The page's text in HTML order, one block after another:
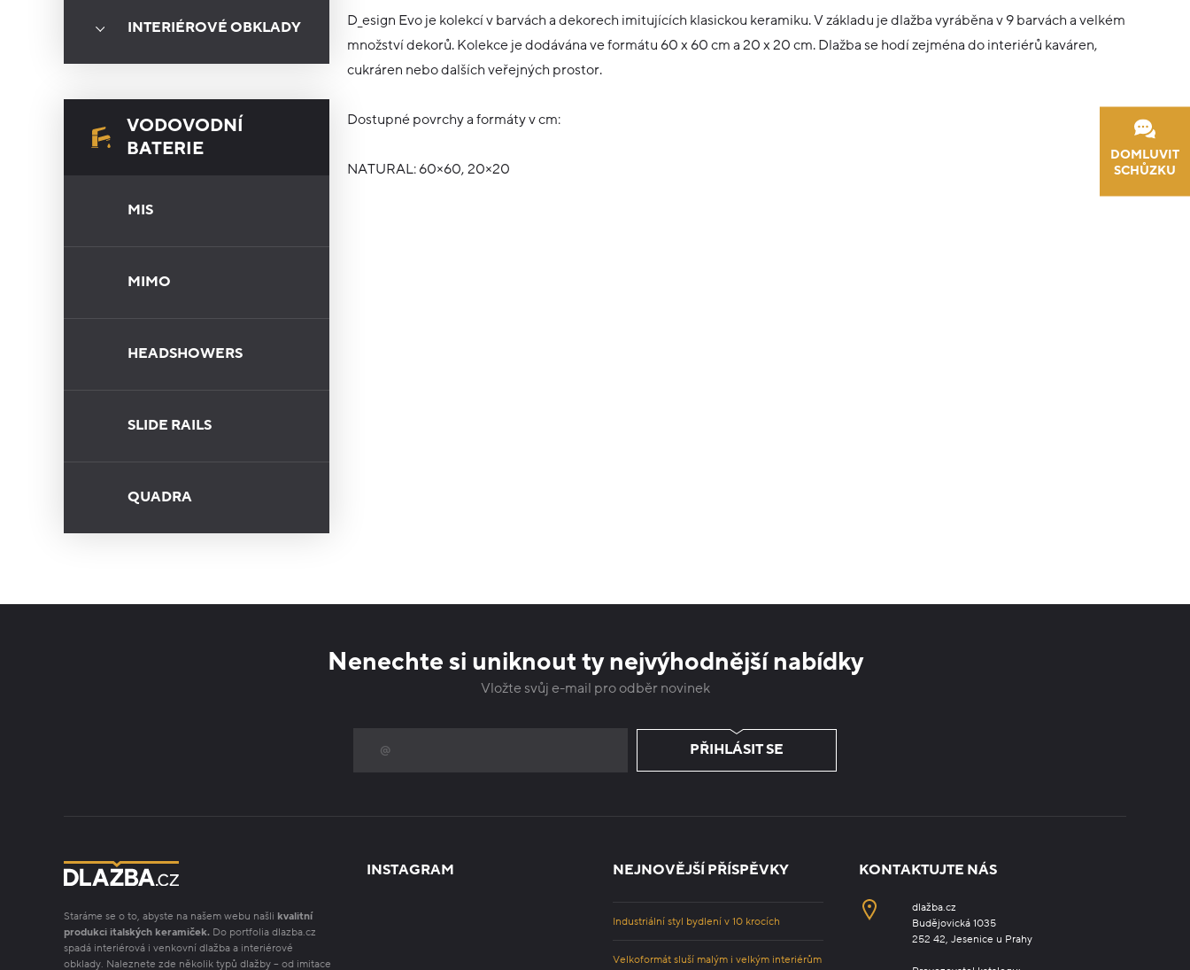
INTERIÉROVÉ OBKLADY
VODOVODNÍ
BATERIE
MIS
MIMO
HEADSHOWERS
SLIDE RAILS
QUADRA
DOMLUVIT
SCHŮZKU
D_esign Evo je kolekcí v barvách a dekorech imitujících klasickou keramiku. V základu je dlažba vyráběna v 9 barvách a velkém
množství dekorů. Kolekce je dodávána ve formátu 60 x 60 cm a 20 x 20 cm. Dlažba se hodí zejména do interiérů kaváren,
cukráren nebo dalších veřejných prostor.
Dostupné povrchy a formáty v cm:
NATURAL: 60×60, 20×20
Nenechte si uniknout ty nejvýhodnější nabídky
Vložte svůj e-mail pro odběr novinek
PŘIHLÁSIT SE
Staráme se o to, abyste na našem webu našli kvalitní
produkci italských keramiček. Do portfolia dlazba.cz
spadá interiérová i venkovní dlažba a interiérové
obklady. Naleznete zde několik typů dlažby – od imitace
INSTAGRAM NEJNOVĚJŠÍ PŘÍSPĚVKY
Industriální styl bydlení v 10 krocích
Velkoformát sluší malým i velkým interiérům
KONTAKTUJTE NÁS
dlažba.cz
Budějovická 1035
252 42, Jesenice u Prahy